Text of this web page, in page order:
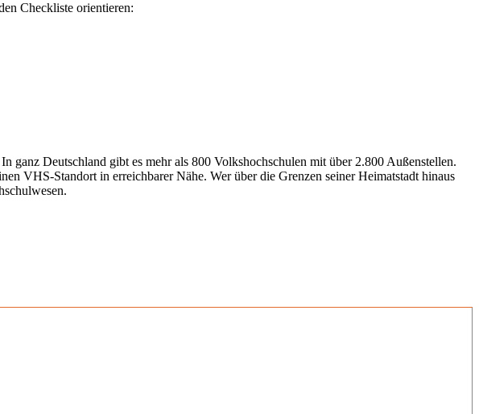
Checkliste orientieren:
ganz Deutschland gibt es mehr als 800 Volkshochschulen mit über 2.800 Außenstellen.
VHS-Standort in erreichbarer Nähe. Wer über die Grenzen seiner Heimatstadt hinaus